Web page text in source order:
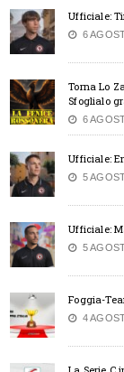
Ufficiale:
6
Torna Lo
Sfoglialo
6
Ufficiale:
5
Ufficiale:
5
Foggia-
4